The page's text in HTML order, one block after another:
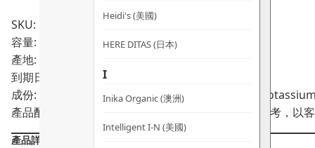
Heidi's (美國)
HERE DITAS (日本)
I
Inika Organic (澳洲)
Intelligent I-N (美國)
SKU: PRO00917
容量: 30ml
產地: 美國
到期日:
成份: Aqua, Hyaluronic Acid, Sodium Benzoate,
產品配方會不時作出更改，所有產品主要成分謹供參考，以
產品詳情